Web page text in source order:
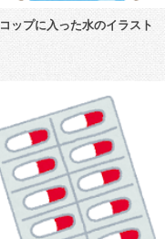
コップに入った水のイラスト